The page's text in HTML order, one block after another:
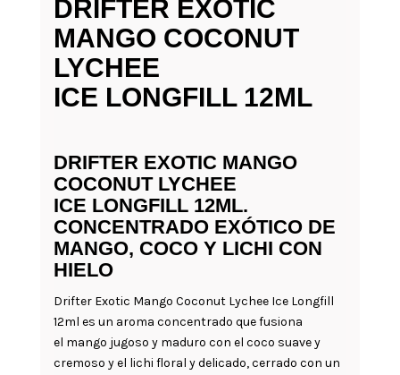
DRIFTER EXOTIC
MANGO COCONUT
LYCHEE
ICE LONGFILL 12ML
DRIFTER EXOTIC MANGO
COCONUT LYCHEE
ICE LONGFILL 12ML.
CONCENTRADO EXÓTICO DE
MANGO, COCO Y LICHI CON
HIELO
Drifter Exotic Mango Coconut Lychee Ice Longfill
12ml es un aroma concentrado que fusiona
el mango jugoso y maduro con el coco suave y
cremoso y el lichi floral y delicado, cerrado con un